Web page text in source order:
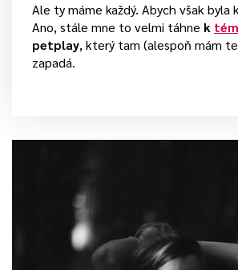
Ale ty máme každý. Abych však byla
Ano, stále mne to velmi táhne k
petplay, který tam (alespoň mám
zapadá.